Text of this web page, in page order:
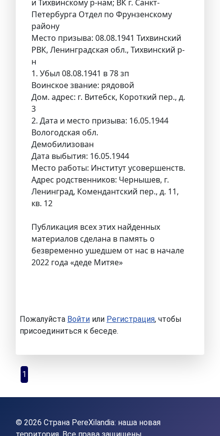
и Тихвинскому р-нам; ВК г. Санкт-
Петербурга Отдел по Фрунзенскому
району
Место призыва: 08.08.1941 Тихвинский
РВК, Ленинградская обл., Тихвинский р-
н
1. Убыл 08.08.1941 в 78 зп
Воинское звание: рядовой
Дом. адрес: г. Витебск, Короткий пер., д.
3
2. Дата и место призыва: 16.05.1944
Вологодская обл.
Демобилизован
Дата выбытия: 16.05.1944
Место работы: Институт усовершенств.
Адрес родственников: Чернышев, г.
Ленинград, Комендантский пер., д. 11,
кв. 12
Публикация всех этих найденных
материалов сделана в память о
безвременно ушедшем от нас в начале
2022 года «деде Митяе»
Пожалуйста Войти или Регистрация, чтобы
присоединиться к беседе.
1
© 2026 Страна PereXilandia: наша новая